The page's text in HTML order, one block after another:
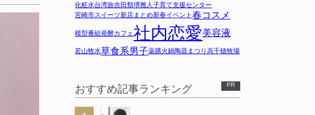
化粧水台湾旅吉田類堺雅人子育て支援センター
宮崎市スイーツ新店まとめ新春イベント春コスメ
模型番組発酵カフェ社内恋愛美容液
若山牧水草食系男子薬膳火鍋陶器まつり高千穂牧場
おすすめ記事ランキング